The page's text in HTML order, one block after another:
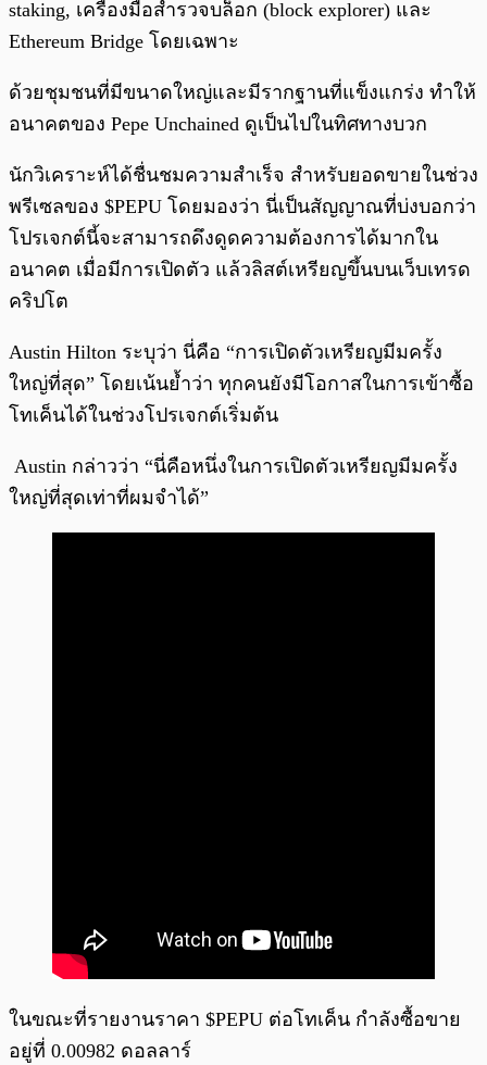
staking, เครื่องมือสำรวจบล็อก (block explorer) และ
Ethereum Bridge โดยเฉพาะ
ด้วยชุมชนที่มีขนาดใหญ่และมีรากฐานที่แข็งแกร่ง ทำให้
อนาคตของ Pepe Unchained ดูเป็นไปในทิศทางบวก
นักวิเคราะห์ได้ชื่นชมความสำเร็จ สำหรับยอดขายในช่วง
พรีเซลของ $PEPU โดยมองว่า นี่เป็นสัญญาณที่บ่งบอกว่า
โปรเจกต์นี้จะสามารถดึงดูดความต้องการได้มากใน
อนาคต เมื่อมีการเปิดตัว แล้วลิสต์เหรียญขึ้นบนเว็บเทรด
คริปโต
Austin Hilton ระบุว่า นี่คือ “การเปิดตัวเหรียญมีมครั้ง
ใหญ่ที่สุด” โดยเน้นย้ำว่า ทุกคนยังมีโอกาสในการเข้าซื้อ
โทเค็นได้ในช่วงโปรเจกต์เริ่มต้น
Austin กล่าวว่า “นี่คือหนึ่งในการเปิดตัวเหรียญมีมครั้ง
ใหญ่ที่สุดเท่าที่ผมจำได้”
ในขณะที่รายงานราคา $PEPU ต่อโทเค็น กำลังซื้อขาย
อยู่ที่ 0.00982 ดอลลาร์